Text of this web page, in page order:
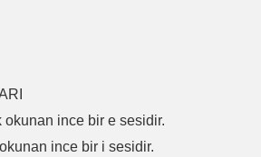
okunan ince bir e sesidir.
ince bir i sesidir.